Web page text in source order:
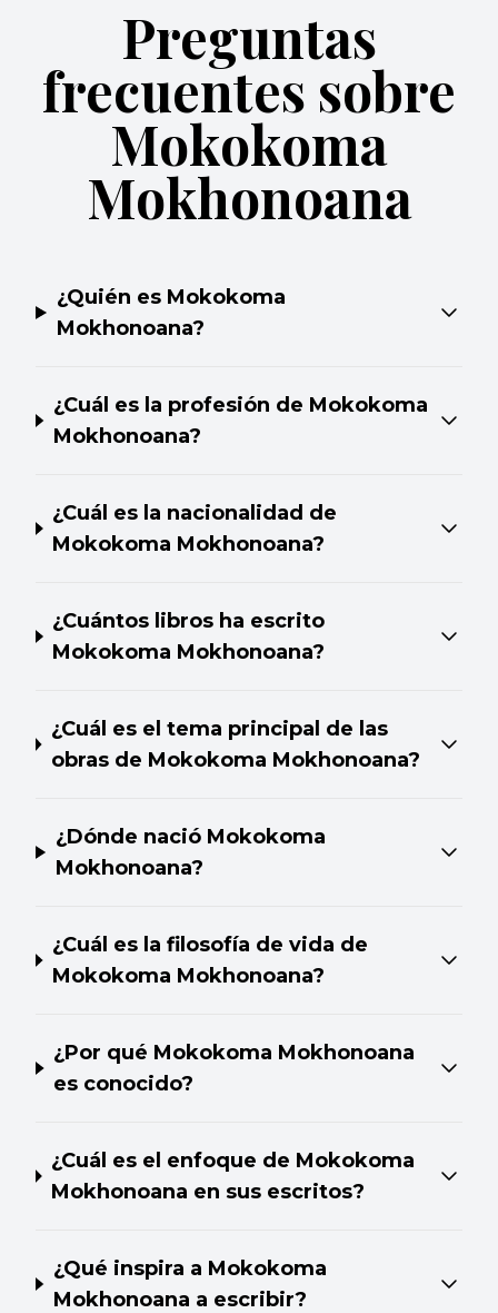
Preguntas
frecuentes sobre
Mokokoma
Mokhonoana
¿Quién es Mokokoma
Mokhonoana?
¿Cuál es la profesión de Mokokoma
Mokhonoana?
¿Cuál es la nacionalidad de
Mokokoma Mokhonoana?
¿Cuántos libros ha escrito
Mokokoma Mokhonoana?
¿Cuál es el tema principal de las
obras de Mokokoma Mokhonoana?
¿Dónde nació Mokokoma
Mokhonoana?
¿Cuál es la filosofía de vida de
Mokokoma Mokhonoana?
¿Por qué Mokokoma Mokhonoana
es conocido?
¿Cuál es el enfoque de Mokokoma
Mokhonoana en sus escritos?
¿Qué inspira a Mokokoma
Mokhonoana a escribir?